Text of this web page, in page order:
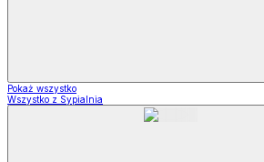
Pokaż wszystko
Wszystko z Sypialnia